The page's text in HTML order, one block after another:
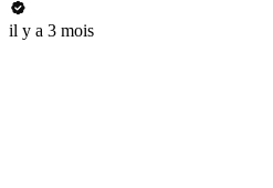
il y a 3 mois